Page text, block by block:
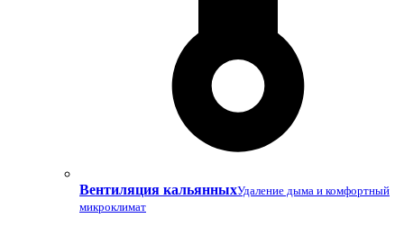
Вентиляция кальянныхУдаление дыма и комфортный
микроклимат